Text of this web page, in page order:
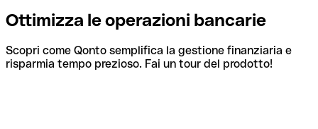
Ottimizza le operazioni bancarie
Scopri come Qonto semplifica la gestione finanziaria e
risparmia tempo prezioso. Fai un tour del prodotto!